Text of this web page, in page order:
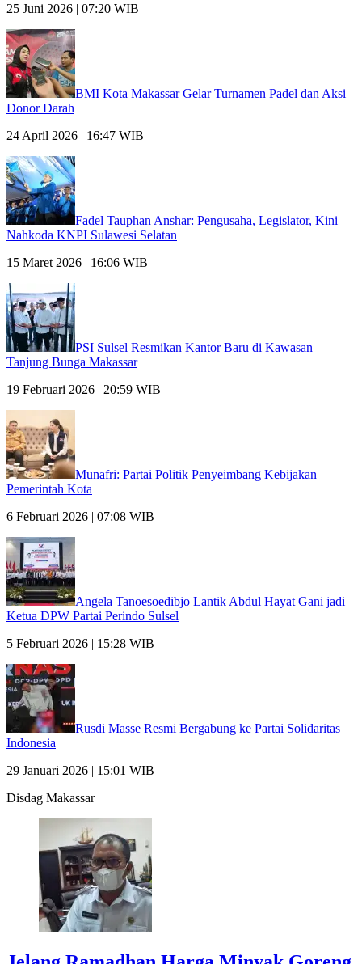
25 Juni 2026 | 07:20 WIB
BMI Kota Makassar Gelar Turnamen Padel dan Aksi
Donor Darah
24 April 2026 | 16:47 WIB
Fadel Tauphan Anshar: Pengusaha, Legislator, Kini
Nahkoda KNPI Sulawesi Selatan
15 Maret 2026 | 16:06 WIB
PSI Sulsel Resmikan Kantor Baru di Kawasan
Tanjung Bunga Makassar
19 Februari 2026 | 20:59 WIB
Munafri: Partai Politik Penyeimbang Kebijakan
Pemerintah Kota
6 Februari 2026 | 07:08 WIB
Angela Tanoesoedibjo Lantik Abdul Hayat Gani jadi
Ketua DPW Partai Perindo Sulsel
5 Februari 2026 | 15:28 WIB
Rusdi Masse Resmi Bergabung ke Partai Solidaritas
Indonesia
29 Januari 2026 | 15:01 WIB
Disdag Makassar